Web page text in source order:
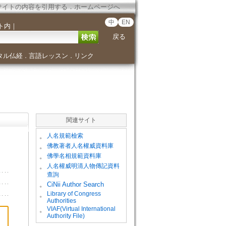
イトの内容を引用する．ホームページへ
内 ｜ 中 EN
戻る
ル仏経． 言語レッスン ． リンク
関連サイト
。 人名規範檢索
。 佛教著者人名權威資料庫
。 佛學名相規範資料庫
。
人名權威明清人物傳記資料
查詢
。
CiNii Author Search
。
Library of Congress
Authorities
。
VIAF(Virtual International
Authority File)